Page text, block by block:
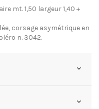
mt. 1,50 largeur 1,40 +
corsage asymétrique en
n. 3042.